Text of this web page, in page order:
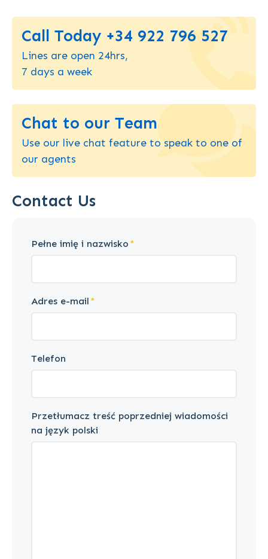
Call Today +34 922 796 527
Lines are open 24hrs,
7 days a week
Chat to our Team
Use our live chat feature to speak to one of
our agents
Contact Us
Pełne imię i nazwisko
Adres e-mail
Telefon
Przetłumacz treść poprzedniej wiadomości
na język polski